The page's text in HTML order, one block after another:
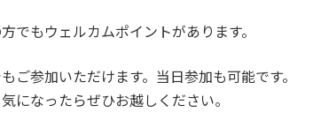
でもウェルカムポイントがあります。
ご参加いただけます。当日参加も可能です。
になったらぜひお越しください。